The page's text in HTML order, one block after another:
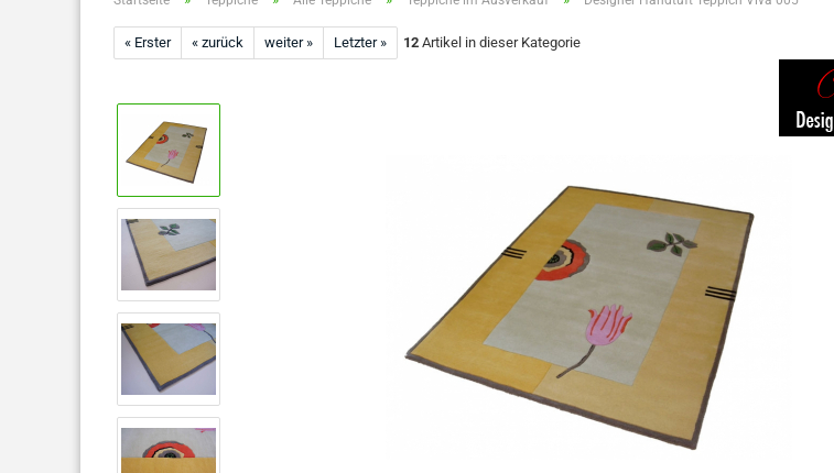
« Erster « zurück weiter » Letzter » 12Artikel in dieser Kategorie